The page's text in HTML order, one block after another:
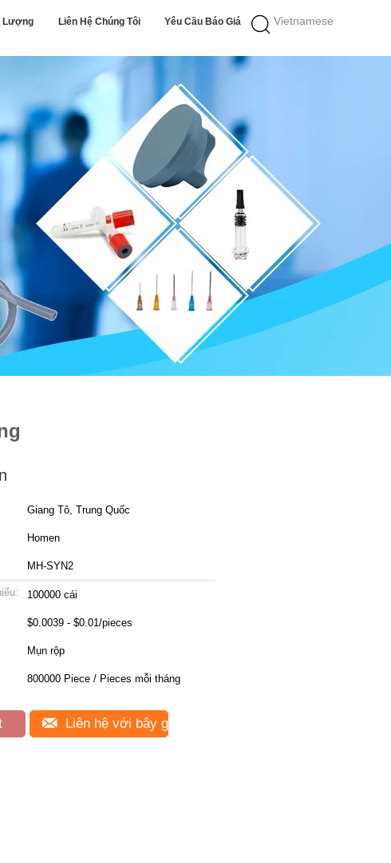
Vietnamese
Lượng Liên Hệ Chúng Tôi Yêu Cầu Báo Giá
Giang Tô, Trung Quốc
Homen
MH-SYN2
100000 cái
$0.0039 - $0.01/pieces
Mụn rộp
800000 Piece / Pieces mỗi tháng
Liên hệ với bây giờ